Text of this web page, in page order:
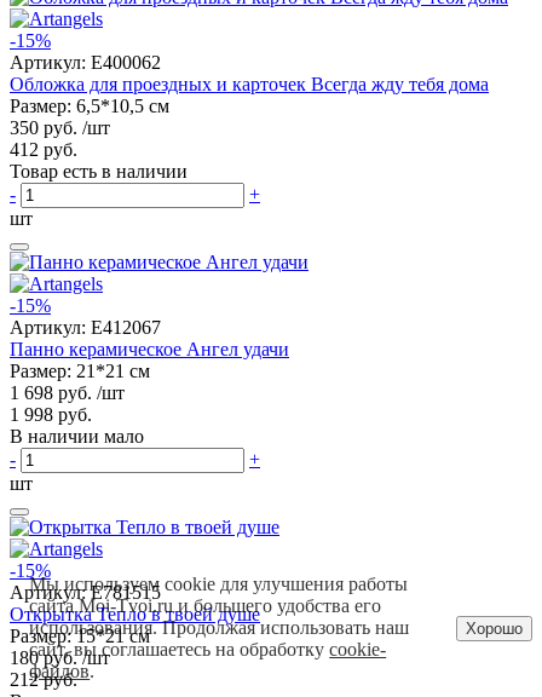
-15%
Артикул: E400062
Обложка для проездных и карточек Всегда жду тебя дома
Размер: 6,5*10,5 см
350 руб. /шт
412 руб.
Товар есть в наличии
-
+
шт
-15%
Артикул: E412067
Панно керамическое Ангел удачи
Размер: 21*21 см
1 698 руб. /шт
1 998 руб.
В наличии мало
-
+
шт
-15%
Артикул:E781515
Открытка Тепло в твоей душе
Размер: 15*21 см
180 руб. /шт
212 руб.
Мы используем cookie для улучшения работы
сайта Moi-Tvoi.ru и большего удобства его
использования. Продолжая использовать наш
сайт, вы соглашаетесь на обработкуcookie-
файлов.
Хорошо